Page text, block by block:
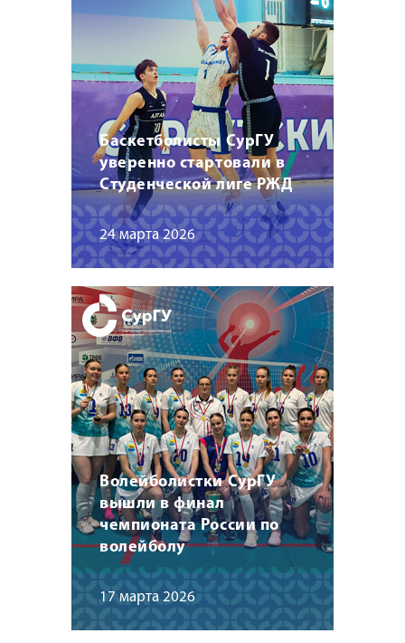
Баскетболисты СурГУ
уверенно стартовали в
Студенческой лиге РЖД
24 марта 2026
Волейболистки СурГУ
вышли в финал
чемпионата России по
волейболу
17 марта 2026